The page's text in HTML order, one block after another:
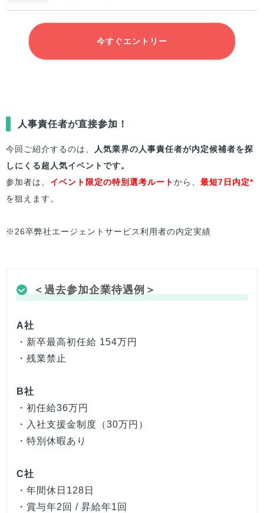
今すぐエントリー
人事責任者が直接参加！
今回ご紹介するのは、
人気業界の人事責任者が内定候補者を探
しにくる超人気イベントです。
参加者は、 イベント限定の特別選考ルートから、 最短7日内定*
を狙えます。
※26卒弊社エージェントサービス利用者の内定実績
＜過去参加企業待遇例＞
A社
・新卒最高初任給 154万円
・残業禁止
B社
・初任給36万円
・入社支援金制度（30万円）
・特別休暇あり
C社
・年間休日128日
・賞与年2回 / 昇給年1回